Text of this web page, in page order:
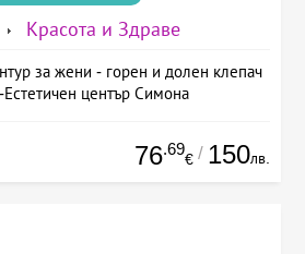
Красота и Здраве
за жени - горен и долен клепач
център Симона
76.69
€ / 150лв.